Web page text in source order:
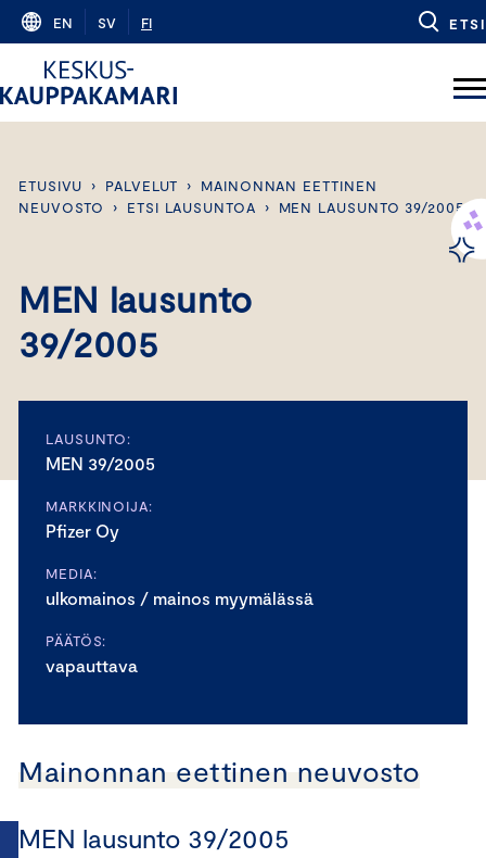
Skip
content
EN SV FI ETSI
ETUSIVU › PALVELUT ›
MAINONNAN EETTINEN
NEUVOSTO
› ETSI LAUSUNTOA › MEN LAUSUNTO 39/2005
MEN lausunto
39/2005
LAUSUNTO:
MEN 39/2005
MARKKINOIJA:
Pfizer Oy
MEDIA:
ulkomainos / mainos myymälässä
PÄÄTÖS:
vapauttava
Mainonnan eettinen neuvosto
MEN lausunto 39/2005